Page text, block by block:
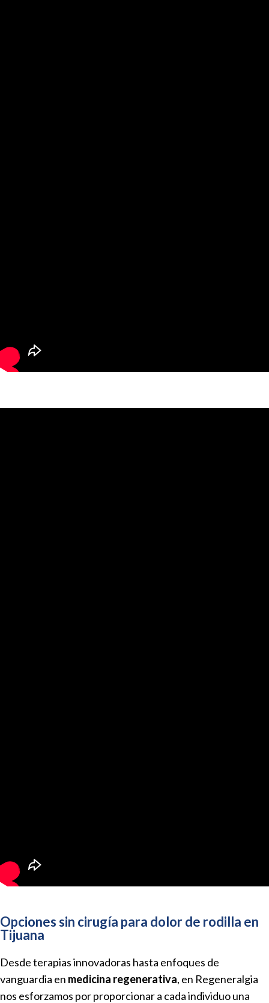
Opciones sin cirugía para dolor de rodilla en
Tijuana
Desde terapias innovadoras hasta enfoques de
vanguardia en medicina regenerativa, en Regeneralgia
nos esforzamos por proporcionar a cada individuo una